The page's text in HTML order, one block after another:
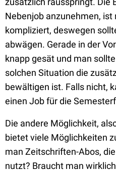
Nebenjob anzunehmen,
kompliziert, deswegen
abwägen. Gerade in der
knapp gesät und man
solchen Situation die
bewältigen ist. Falls nicht,
einen Job für die
Die andere Möglichkeit,
bietet viele Möglichkeiten
man Zeitschriften-Abos,
nutzt? Braucht man